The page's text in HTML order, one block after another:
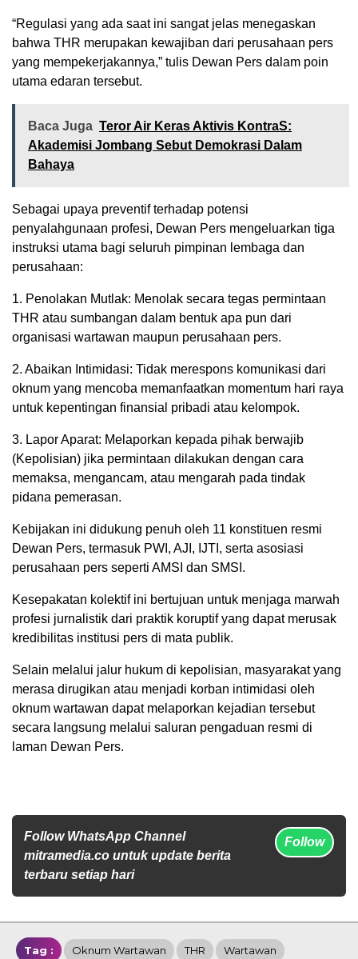
“Regulasi yang ada saat ini sangat jelas menegaskan
bahwa THR merupakan kewajiban dari perusahaan pers
yang mempekerjakannya,” tulis Dewan Pers dalam poin
utama edaran tersebut.
Baca Juga Teror Air Keras Aktivis KontraS:
Akademisi Jombang Sebut Demokrasi Dalam
Bahaya
Sebagai upaya preventif terhadap potensi
penyalahgunaan profesi, Dewan Pers mengeluarkan tiga
instruksi utama bagi seluruh pimpinan lembaga dan
perusahaan:
1. Penolakan Mutlak: Menolak secara tegas permintaan
THR atau sumbangan dalam bentuk apa pun dari
organisasi wartawan maupun perusahaan pers.
2. Abaikan Intimidasi: Tidak merespons komunikasi dari
oknum yang mencoba memanfaatkan momentum hari raya
untuk kepentingan finansial pribadi atau kelompok.
3. Lapor Aparat: Melaporkan kepada pihak berwajib
(Kepolisian) jika permintaan dilakukan dengan cara
memaksa, mengancam, atau mengarah pada tindak
pidana pemerasan.
Kebijakan ini didukung penuh oleh 11 konstituen resmi
Dewan Pers, termasuk PWI, AJI, IJTI, serta asosiasi
perusahaan pers seperti AMSI dan SMSI.
Kesepakatan kolektif ini bertujuan untuk menjaga marwah
profesi jurnalistik dari praktik koruptif yang dapat merusak
kredibilitas institusi pers di mata publik.
Selain melalui jalur hukum di kepolisian, masyarakat yang
merasa dirugikan atau menjadi korban intimidasi oleh
oknum wartawan dapat melaporkan kejadian tersebut
secara langsung melalui saluran pengaduan resmi di
laman Dewan Pers.
Follow WhatsApp Channel
mitramedia.co untuk update berita
terbaru setiap hari
Follow
Tag : Oknum Wartawan THR Wartawan